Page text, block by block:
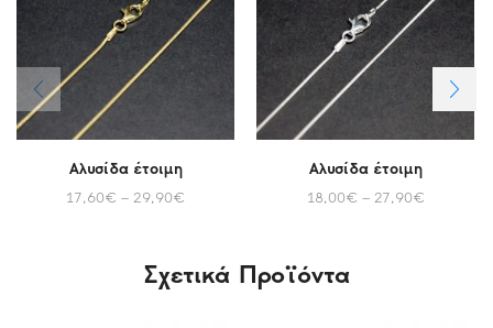
Αλυσίδα έτοιμη
17,60€ – 29,90€
Αλυσίδα έτοιμη
18,00€ – 27,90€
Σχετικά Προϊόντα